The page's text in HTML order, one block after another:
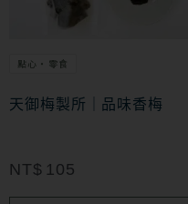
點心・零食
天御梅製所｜品味香梅
NT$ 105